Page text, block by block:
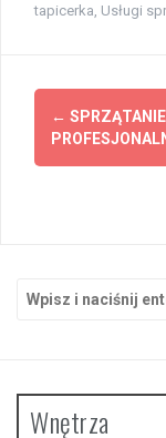
tapicerka Usługi
Zobacz
wpisy
← SPRZĄTANIE
Wnętrza